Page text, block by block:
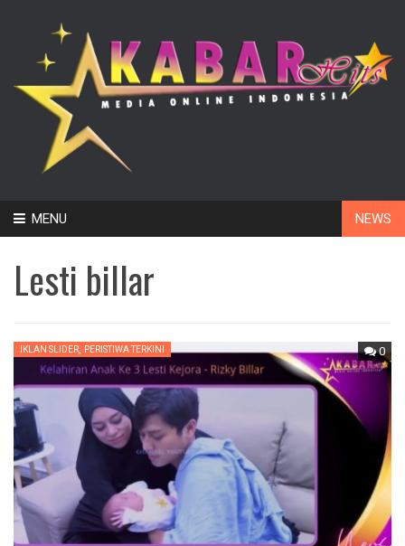
MENU NEWS
Lesti billar
0
IKLAN SLIDER PERISTIWA TERKINI